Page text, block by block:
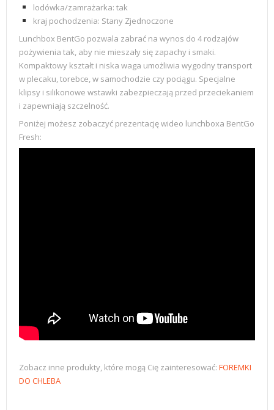
lodówka/zamrażarka: tak
kraj pochodzenia: Stany Zjednoczone
Lunchbox BentGo pozwala zabrać na wynos do 4 rodzajów
pożywienia tak, aby nie mieszały się zapachy i smaki.
Kompaktowy kształt i niska waga umożliwia wygodny transport
w plecaku, torebce, w samochodzie czy pociągu. Specjalne
klipsy i silikonowe wstawki zabezpieczają przed przeciekaniem
i zapewniają szczelność.
Poniżej możesz zobaczyć prezentację wideo lunchboxa BentGo
Fresh:
Zobacz inne produkty, które mogą Cię zainteresować: FOREMKI
DO CHLEBA